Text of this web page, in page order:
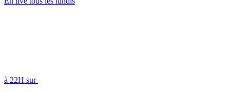
à 22H sur